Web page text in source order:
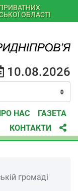
ПРИВАТНИХ
ОБЛАСТІ
10.08.2026
НАС
ГАЗЕТА
КОНТАКТИ
громаді